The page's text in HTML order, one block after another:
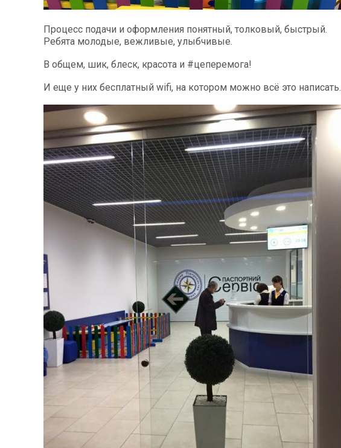
Процесс подачи и оформления понятный, толковый, быстрый.
Ребята молодые, вежливые, улыбчивые.
В общем, шик, блеск, красота и ‪#‎цеперемога‬!
И еще у них бесплатный wifi, на котором можно всё это написать.